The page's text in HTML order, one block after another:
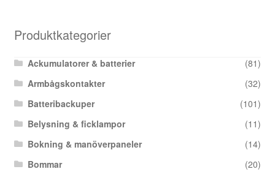
Produktkategorier
Ackumulatorer & batterier
(81)
Armbågskontakter
(32)
Batteribackuper
(101)
Belysning & ficklampor
(11)
Bokning & manöverpaneler
(14)
Bommar
(20)